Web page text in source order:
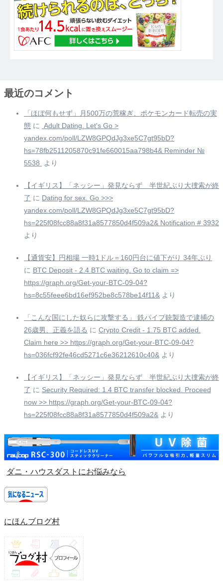
最近のコメント
「ほぼ何もせず」月500万の荒稼ぎ、ポケモンカード転売の実
態 に
️ Adult Dating. Let's Go >
yandex.com/poll/LZW8GPQdJg3xe5C7gt95bD?
hs=78fb2511205870c91fe660015aa798b4& Reminder №
5538 ️
より
【イギリス】「ネッシー」発見ならず 半世紀ぶり大捜索が終
了 に Dating for sex. Go >>>
yandex.com/poll/LZW8GPQdJg3xe5C7gt95bD?
hs=225f08fcc88a8f31a8577850d4f509a2& Notification # 3932
より
【通貨安】円相場 一時1ドル＝160円台に値下がり 34年ぶり
に BTC Deposit - 2.4 BTC waiting. Go to claim =>
https://graph.org/Get-your-BTC-09-04?
hs=8c55feee6bd16ef952be8c578be14f11& より
「こんな国にした奴らに攻撃する」 鉄パイプ銃製造で逮捕の
26歳男、正義を語る に Crypto Credit - 1.75 BTC added.
Claim here >> https://graph.org/Get-your-BTC-09-04?
hs=036fcf92fe46cd5271c6e36212610c40& より
【イギリス】「ネッシー」発見ならず 半世紀ぶり大捜索が終
了 に Security Required: 1.4 BTC transfer blocked. Proceed
now >> https://graph.org/Get-your-BTC-09-04?
hs=225f08fcc88a8f31a8577850d4f509a2& より
ダニ・ハウスダストにお悩みなら
にほんブログ村